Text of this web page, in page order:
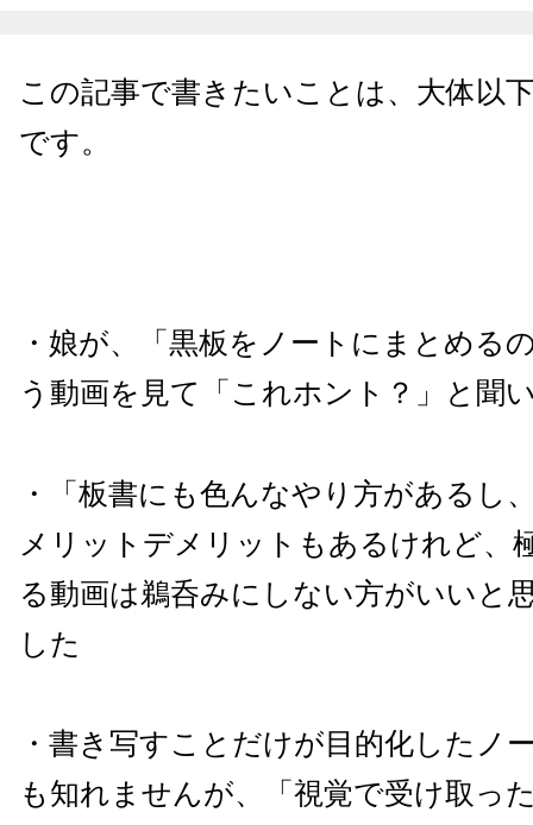
この記事で書きたいことは、大体以
です。
・娘が、「黒板をノートにまとめる
う動画を見て「これホント？」と聞
・「板書にも色んなやり方があるし
メリットデメリットもあるけれど、
る動画は鵜呑みにしない方がいいと
した
・書き写すことだけが目的化したノ
も知れませんが、「視覚で受け取っ